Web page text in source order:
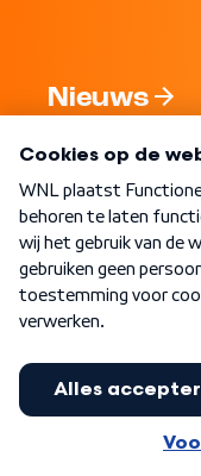
Nieuws
Word Lid